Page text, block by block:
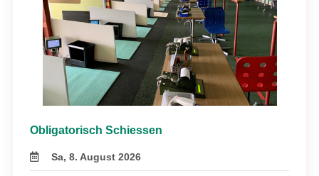
Obligatorisch Schiessen
Sa, 8. August 2026